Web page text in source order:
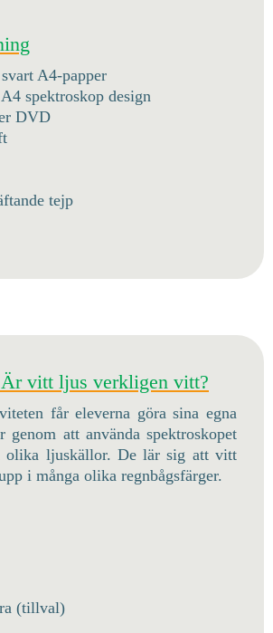
A4-papper
spektroskop design
DVD
tejp
vitt ljus verkligen vitt?
får eleverna göra sina egna
genom att använda spektroskopet
olika ljuskällor. De lär sig att vitt
i många olika regnbågsfärger.
(tillval)